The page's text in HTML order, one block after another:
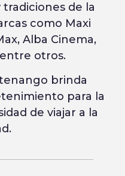
de la
como Maxi
Alba Cinema,
otros.
brinda
para la
de viajar a la